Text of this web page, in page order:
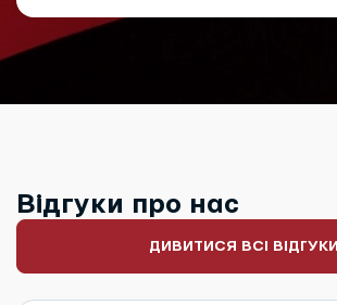
Відгуки про нас
ДИВИТИСЯ ВСІ ВІДГУКИ